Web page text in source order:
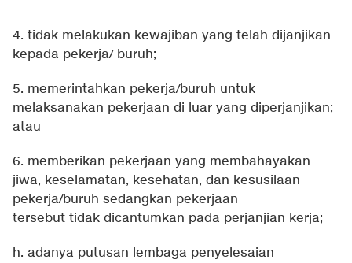
4. tidak melakukan kewajiban yang telah dijanjikan
kepada pekerja/ buruh;
5. memerintahkan pekerja/buruh untuk
melaksanakan pekerjaan di luar yang diperjanjikan;
atau
6. memberikan pekerjaan yang membahayakan
jiwa, keselamatan, kesehatan, dan kesusilaan
pekerja/buruh sedangkan pekerjaan
tersebut tidak dicantumkan pada perjanjian kerja;
h. adanya putusan lembaga penyelesaian